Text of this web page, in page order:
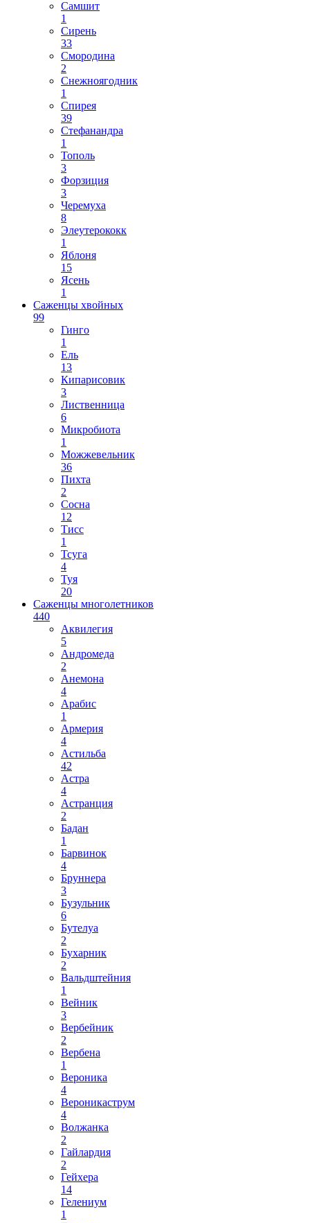
Самшит
1
Сирень
33
Смородина
2
Снежноягодник
1
Спирея
39
Стефанандра
1
Тополь
3
Форзиция
3
Черемуха
8
Элеутерококк
1
Яблоня
15
Ясень
1
Саженцы хвойных
99
Гинго
1
Ель
13
Кипарисовик
3
Лиственница
6
Микробиота
1
Можжевельник
36
Пихта
2
Сосна
12
Тисс
1
Тсуга
4
Туя
20
Саженцы многолетников
440
Аквилегия
5
Андромеда
2
Анемона
4
Арабис
1
Армерия
4
Астильба
42
Астра
4
Астранция
2
Бадан
1
Барвинок
4
Бруннера
3
Бузульник
6
Бутелуа
2
Бухарник
2
Вальдштейния
1
Вейник
3
Вербейник
2
Вербена
1
Вероника
4
Вероникаструм
4
Волжанка
2
Гайлардия
2
Гейхера
14
Гелениум
1